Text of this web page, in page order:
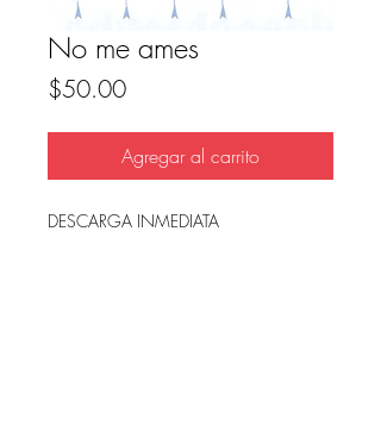
No me ames
$50.00Precio
Agregar al carrito
DESCARGA INMEDIATA